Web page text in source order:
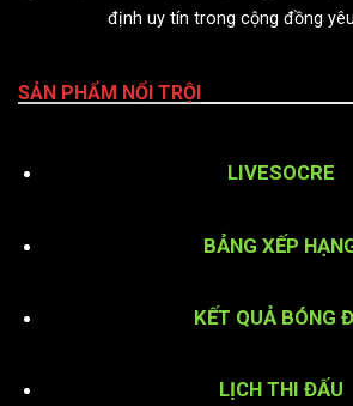
định uy tín trong cộng đồng
SẢN PHẨM NỔI TRỘI
LIVESOCRE
BẢNG XẾP
KẾT QUẢ BÓNG
LỊCH THI ĐẤU